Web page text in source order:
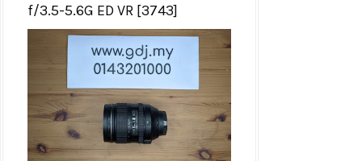
f/3.5-5.6G ED VR [3743]